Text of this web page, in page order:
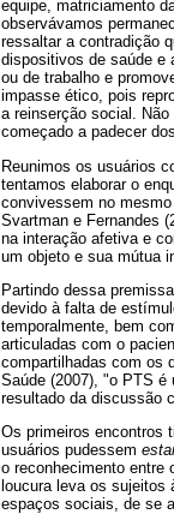
equipe, matriciamento
observávamos
ressaltar a contradição
dispositivos de saúde e
ou de trabalho e
impasse ético, pois
a reinserção social.
começado a padecer
Reunimos os usuários
tentamos elaborar o
convivessem no
Svartman e Fernandes
na interação afetiva e
um objeto e sua mútua
Partindo dessa
devido à falta de
temporalmente, bem
articuladas com o
compartilhadas com os
Saúde (2007), "o PTS é
resultado da discussão
Os primeiros encontros
usuários pudessem
o reconhecimento entre
loucura leva os sujeitos
espaços sociais, de se